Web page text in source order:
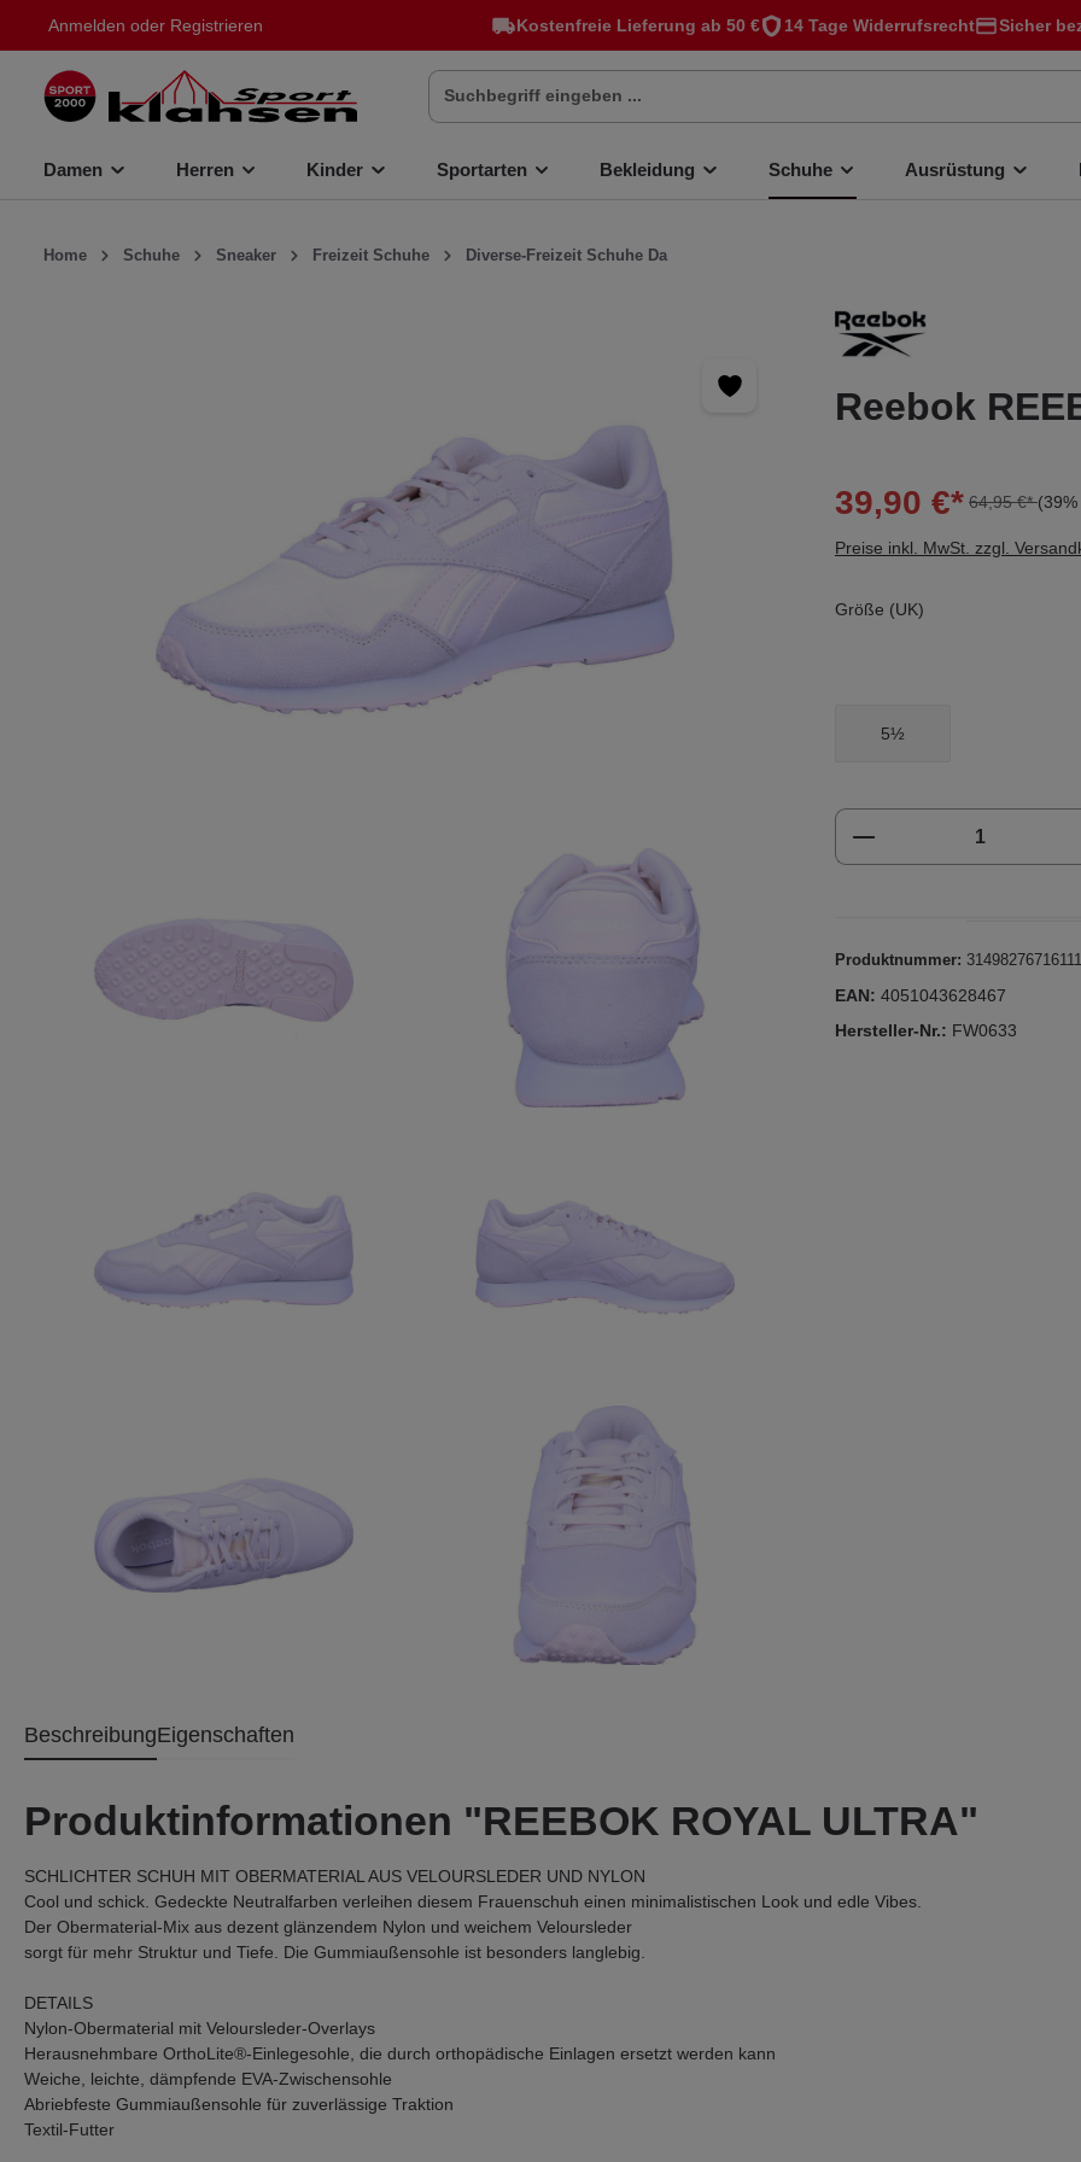
springen Kostenfreie Lieferung ab 50 € 14 Tage Widerrufsrecht Sicher
Anmelden oder Registrieren
Damen Herren Kinder Sportarten Bekleidung Schuhe Ausrüstung
Home Schuhe Sneaker Freizeit Schuhe Diverse-Freizeit Schuhe Da
Reebok
39,90 €* 64,95 €*
Preise inkl. MwSt. zzgl.
Größe (UK)
5½
Produkt Anzahl:
Produktnummer: 31498276716111
EAN: 4051043628467
Hersteller-Nr.: FW0633
BeschreibungEigenschaften
Produktinformationen "REEBOK ROYAL ULTRA"
SCHLICHTER SCHUH MIT OBERMATERIAL AUS VELOURSLEDER UND NYLON
Cool und schick. Gedeckte Neutralfarben verleihen diesem Frauenschuh einen minimalistischen Look und edle Vibes.
Der Obermaterial-Mix aus dezent glänzendem Nylon und weichem Veloursleder
sorgt für mehr Struktur und Tiefe. Die Gummiaußensohle ist besonders langlebig.
DETAILS
Nylon-Obermaterial mit Veloursleder-Overlays
Herausnehmbare OrthoLite®-Einlegesohle, die durch orthopädische Einlagen ersetzt werden kann
Weiche, leichte, dämpfende EVA-Zwischensohle
Abriebfeste Gummiaußensohle für zuverlässige Traktion
Textil-Futter